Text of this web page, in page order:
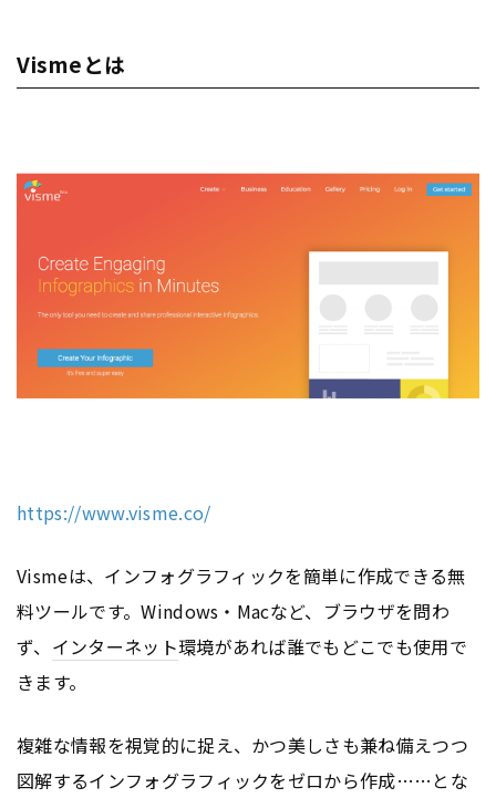
Vismeとは
https://www.visme.co/
Vismeは、インフォグラフィックを簡単に作成できる無
料ツールです。Windows・Macなど、ブラウザを問わ
ず、 インターネット環境があれば誰でもどこでも使用で
きます。
複雑な情報を視覚的に捉え、かつ美しさも兼ね備えつつ
図解するインフォグラフィックをゼロから作成……とな